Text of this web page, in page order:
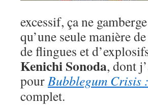
excessif, ça ne
qu’une seule manière
de flingues et
Kenichi Sonoda, dont
pourBubblegum Crisis
complet.